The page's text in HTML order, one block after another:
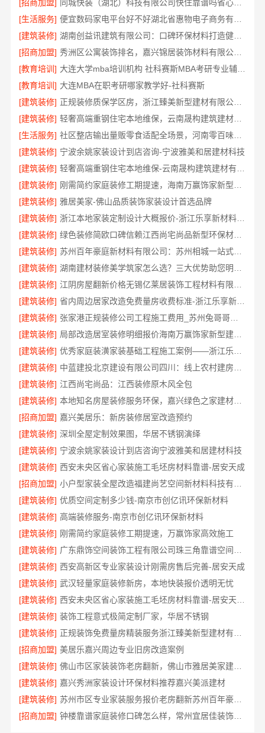
[招商加盟]
同城快装（湖北）科技有限公司快住靠谱吗省心，老房快装工期保障
[生活服务]
[建筑装修]
湖南创益讯建筑有限公司：口碑环保材料打造健康家装
[招商加盟]
秀洲区公寓装饰排名，嘉兴锦居装饰材料有限公司口碑如何
[教育培训]
大连大学mba培训机构 社科赛斯MBA考研专业辅导机构
[教育培训] 大连MBA在职考研哪家教学好-社科赛斯
[建筑装修]
正规装修质保学区房，浙江臻美新型建材有限公司安心
[建筑装修]
轻奢高端重钢住宅本地维保，云南晟构建筑建材有限公司贴心服务
[生活服务]
社区整店输出量贩零食适配全场景，河南零百味供应链有限公司
[建筑装修] 宁波余姚家装设计到店咨询-宁波雅美和居建材科技
[建筑装修]
[建筑装修]
[建筑装修] 雅居美家-佛山品质装饰家装设计首选品牌
[建筑装修]
浙江本地家装定制设计大概报价-浙江乐享新材料有限公司
[建筑装修]
绿色装修简欧口碑信赖江西尚宅尚品新型环保材料有限公司
[建筑装修]
苏州百年豪庭新材料有限公司：苏州相城一站式家装设计多少钱拎包入住
[建筑装修]
[建筑装修]
[建筑装修]
省内周边居家改造免费量房收费标准-浙江乐享新材料有限公司
[建筑装修]
张家港正规装修公司工程施工费用_苏州兔哥哥智装新材料
[建筑装修]
局部改造居室装修明细报价海南万赢饰家新型建筑材料有限公
[建筑装修]
[建筑装修]
[建筑装修] 江西尚宅尚品：江西装修原木风全包
[建筑装修]
本地知名房屋装修服务环保，嘉兴绿色之家建材科技有限公司
[招商加盟] 嘉兴美居乐：新房装修居室改造预约
[建筑装修] 深圳全屋定制效果图，华居不锈钢演绎
[建筑装修] 宁波余姚家装设计到店咨询宁波雅美和居建材科技
[建筑装修] 西安未央区省心家装施工毛坯房材料靠谱-居安天成
[招商加盟]
[建筑装修] 优质空间定制多少钱-南京市创亿讯环保新材料
[建筑装修] 高端装修服务-南京市创亿讯环保新材料
[建筑装修] 刚需简约家庭装修工期提速，万赢饰家高效施工
[建筑装修]
[建筑装修] 西安高新区专业家装设计刚需房售后完善-居安天成
[建筑装修] 武汉轻量家庭装修新房，本地快装报价透明无忧
[建筑装修]
[建筑装修] 装饰工程意式极简定制厂家，华居不锈钢
[建筑装修]
[招商加盟] 美居乐嘉兴周边专业旧房改造案例
[建筑装修]
佛山市区家装装饰老房翻新，佛山市雅居美家建筑装饰工程有限公司焕新居
[建筑装修] 嘉兴秀洲家装设计环保材料推荐嘉兴美派建材
[建筑装修]
苏州市区专业家装服务报价老房翻新苏州百年豪庭新材料有限公司
[招商加盟]
钟楼靠谱家庭装修口碑怎么样，常州宜居佳装饰好评案例